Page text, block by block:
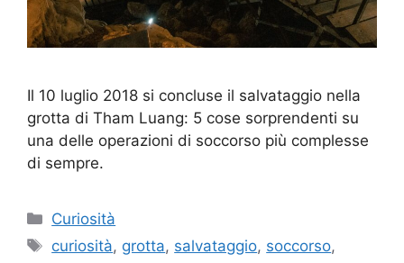
Il 10 luglio 2018 si concluse il salvataggio nella
grotta di Tham Luang: 5 cose sorprendenti su
una delle operazioni di soccorso più complesse
di sempre.
Categorie
Curiosità
Tag
curiosità, grotta, salvataggio, soccorso,